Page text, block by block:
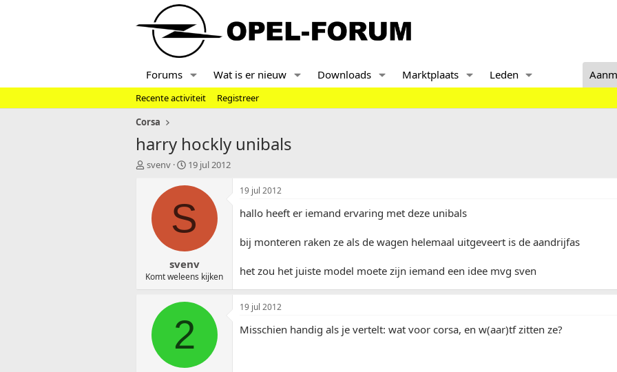
Forums Wat is er nieuw Downloads Marktplaats Leden
Recente activiteit
Registreer
Corsa
harry hockly unibals
T
t
e
svenv
S
a
r
t
d
t
u
m
19 jul 2012
S
svenv
Komt weleens kijken
19 jul 2012
hallo heeft er iemand ervaring met deze unibals
bij monteren raken ze als de wagen helemaal uitgeveert is de aandrijfas
het zou het juiste model moete zijn iemand een idee mvg sven
2
19 jul 2012
Misschien handig als je vertelt: wat voor corsa, en w(aar)tf zitten ze?